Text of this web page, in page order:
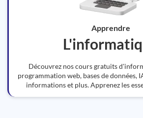
Apprendre
Découvrez nos cours gratuits
programmation web, bases de données,
informations et plus. Apprenez les